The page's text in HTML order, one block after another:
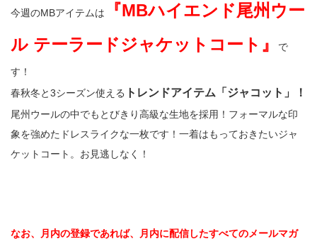
今週のMBアイテムは
『MBハイエンド尾州ウー
ル テーラードジャケットコート』
で
す！
春秋冬と3シーズン使える トレンドアイテム「ジャコット」！
尾州ウールの中でもとびきり高級な生地を採用！フォーマルな印
象を強めたドレスライクな一枚です！一着はもっておきたいジャ
ケットコート。お見逃しなく！
なお、月内の登録であれば、月内に配信したすべてのメールマガ